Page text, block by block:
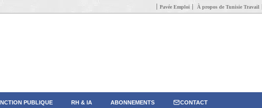
Pavée Emploi À propos de Tunisie Travail
PUBLIQUE RH & IA ABONNEMENTS CONTACT